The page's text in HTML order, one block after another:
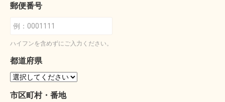
郵便番号
ハイフンを含めずにご入力ください。
都道府県
市区町村・番地